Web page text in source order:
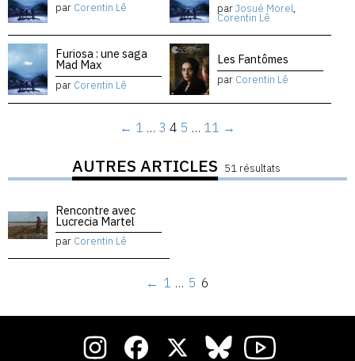
par Corentin Lê parJosué Morel,
Corentin Lê
Furiosa : une saga
Mad Max
par Corentin Lê
Les Fantômes
par Corentin Lê
← 1 … 3 4 5 … 11 →
AUTRES ARTICLES 51 résultats
Rencontre avec
Lucrecia Martel
par Corentin Lê
← 1 … 5 6